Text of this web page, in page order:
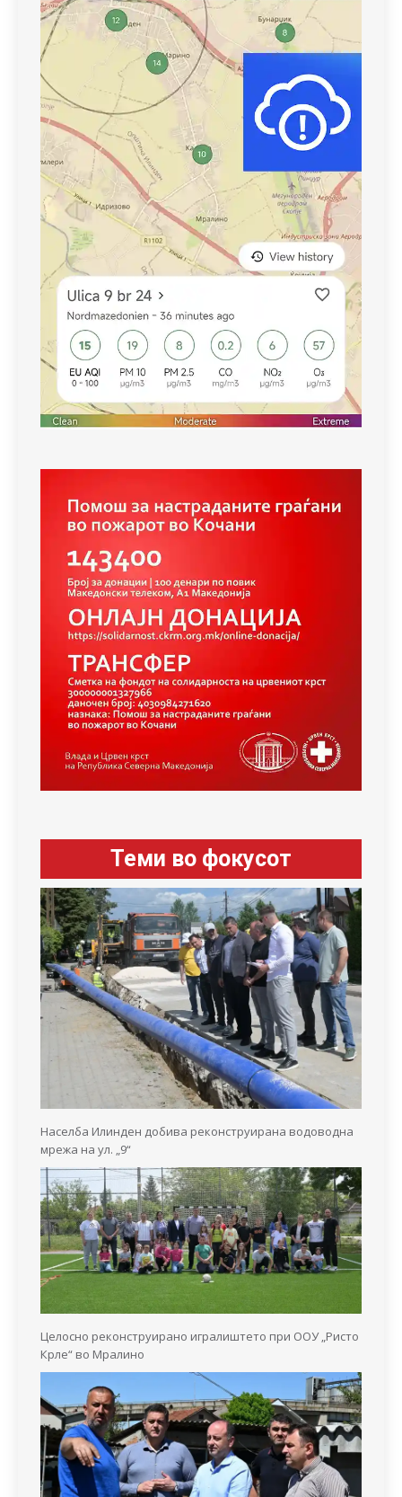
Теми во фокусот
Населба Илинден добива реконструирана водоводна
мрежа на ул. „9“
Целосно реконструирано игралиштето при ООУ „Ристо
Крле“ во Мралино